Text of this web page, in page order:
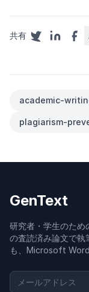
共有
academic-
plagiarism-
GenText
研究者・学生のため
の査読済み論文で
も、Microsoft Word